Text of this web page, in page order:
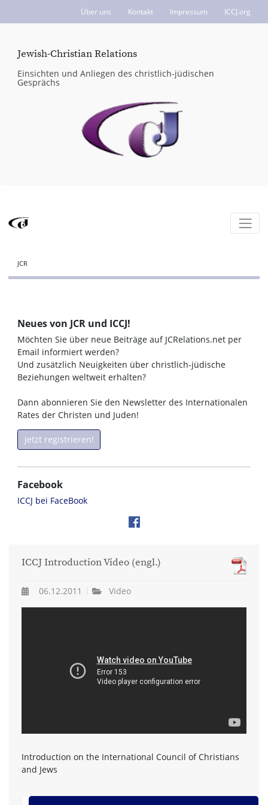
Über uns Kontakt Impressum ICCJ.org
Jewish-Christian Relations
Einsichten und Anliegen des christlich-jüdischen
Gesprächs
JCR
Neues von JCR und ICCJ!
Möchten Sie über neue Beiträge auf JCRelations.net per
Email informiert werden?
Und zusätzlich Neuigkeiten über christlich-jüdische
Beziehungen weltweit erhalten?
Dann abonnieren Sie den Newsletter des Internationalen
Rates der Christen und Juden!
Jetzt registrieren!
Facebook
ICCJ bei FaceBook
ICCJ Introduction Video (engl.)
06.12.2011 Video
Introduction on the International Council of Christians
and Jews